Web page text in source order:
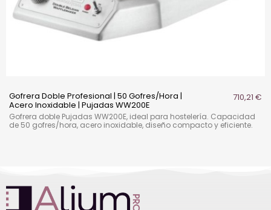
Gofrera Doble Profesional | 50 Gofres/Hora |
Acero Inoxidable | Pujadas WW200E
710,21 €
Gofrera doble Pujadas WW200E, ideal para hostelería. Capacidad
de 50 gofres/hora, acero inoxidable, diseño compacto y eficiente.